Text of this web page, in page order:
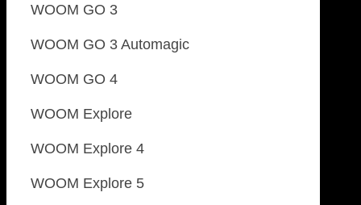
WOOM GO 3
WOOM GO 3 Automagic
WOOM GO 4
WOOM Explore
WOOM Explore 4
WOOM Explore 5